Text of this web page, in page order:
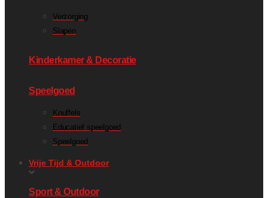
Verzorging
Slapen
Kinderkamer & Decoratie
Speelgoed
Knuffels
Educatief speelgoed
Speelgoed
Vrije Tijd & Outdoor
Sport & Outdoor